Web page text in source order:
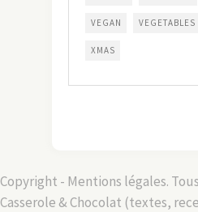
VEGAN VEGETABLES
XMAS
Copyright - Mentions légales.
Casserole & Chocolat (textes,